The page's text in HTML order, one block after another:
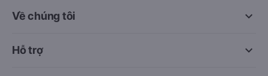
keyboard_arrow_down
Về chúng tôi
keyboard_arrow_down
Hỗ trợ